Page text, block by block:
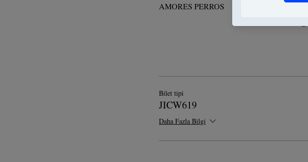
AMORES PERROS
Bilet tipi
JICW619
Daha Fazla Bilgi